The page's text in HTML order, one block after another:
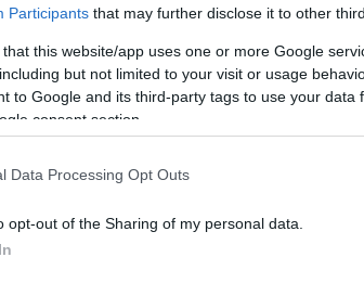
Participants that may further disclose it to other
that this website/app uses one or more Google
but not limited to your visit or usage
to Google and its third-party tags to use your data
consent section.
Data Processing Opt Outs
opt-out of the Sharing of my personal data.
partenza per giro turistico 11 e 30.
la 13
di benvenuto
la 13.
3 novembre Intrattenimenti vari